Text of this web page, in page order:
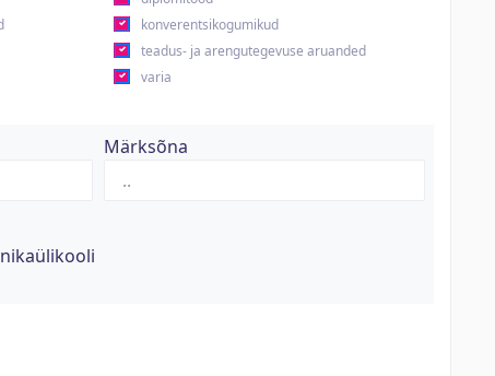
konverentsikogumikud
teadus- ja arengutegevuse aruanded
varia
Märksõna